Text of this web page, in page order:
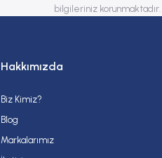
bilgileriniz korunmaktadır.
Hakkımızda
Biz Kimiz?
Blog
Markalarımız